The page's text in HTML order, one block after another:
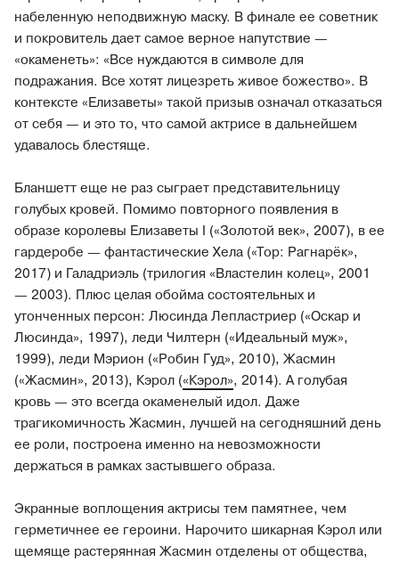
набеленную неподвижную маску. В финале ее советник
и покровитель дает самое верное напутствие —
«окаменеть»: «Все нуждаются в символе для
подражания. Все хотят лицезреть живое божество». В
контексте «Елизаветы» такой призыв означал отказаться
от себя — и это то, что самой актрисе в дальнейшем
удавалось блестяще.
Бланшетт еще не раз сыграет представительницу
голубых кровей. Помимо повторного появления в
образе королевы Елизаветы I («Золотой век», 2007), в ее
гардеробе — фантастические Хела («Тор: Рагнарёк»,
2017) и Галадриэль (трилогия «Властелин колец», 2001
— 2003). Плюс целая обойма состоятельных и
утонченных персон: Люсинда Лепластриер («Оскар и
Люсинда», 1997), леди Чилтерн («Идеальный муж»,
1999), леди Мэрион («Робин Гуд», 2010), Жасмин
(«Жасмин», 2013), Кэрол («Кэрол», 2014). А голубая
кровь — это всегда окаменелый идол. Даже
трагикомичность Жасмин, лучшей на сегодняшний день
ее роли, построена именно на невозможности
держаться в рамках застывшего образа.
Экранные воплощения актрисы тем памятнее, чем
герметичнее ее героини. Нарочито шикарная Кэрол или
щемяще растерянная Жасмин отделены от общества,